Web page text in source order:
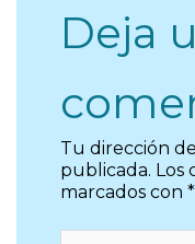
Deja
Tu dirección
publicada. Los
marcados con *